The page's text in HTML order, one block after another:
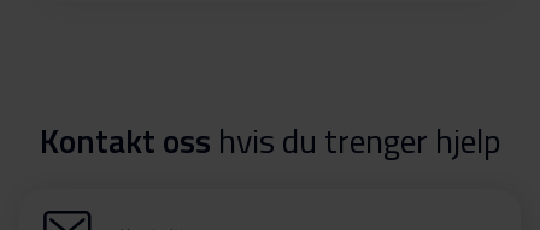
Kontakt oss hvis du trenger hjelp